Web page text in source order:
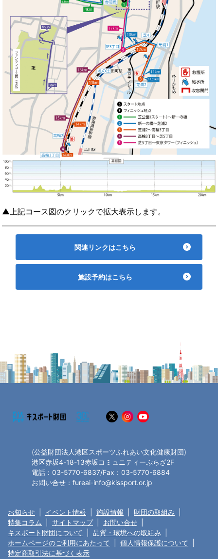
▲上記コース図のクリックで拡大表示します。
関連リンクはこちら
施設予約はこちら
(公益財団法人港区スポーツふれあい文化健康財団)
港区赤坂4-18-13赤坂コミュニティーぷらざ2F
電話：03-5770-6837/Fax：03-5770-6884
お問い合せ：fureai-info@kissport.or.jp
お知らせ イベント情報 施設情報 財団の取組み
特集コラム
サイトマップ お問い合せ
キスポート財団について
品質・環境への取組み
ホームページのご利用にあたって
個人情報保護について
特定商取引法に基づく表示